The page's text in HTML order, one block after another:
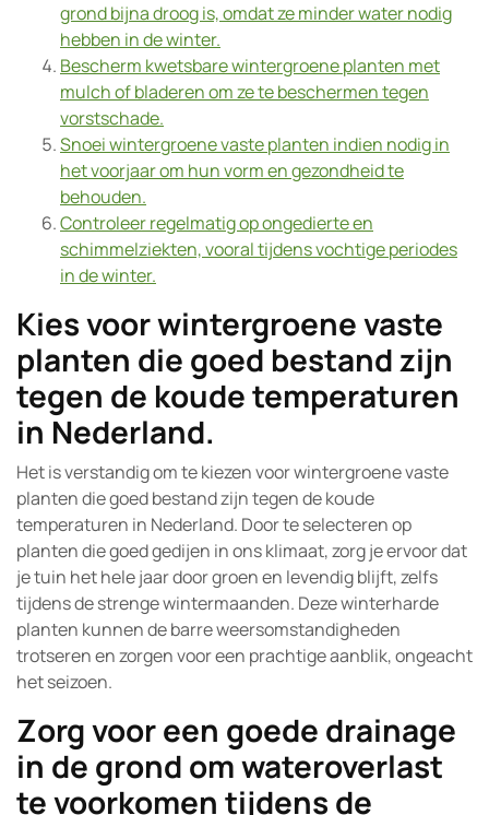
grond bijna droog is, omdat ze minder water nodig
hebben in de winter.
Bescherm kwetsbare wintergroene planten met
mulch of bladeren om ze te beschermen tegen
vorstschade.
Snoei wintergroene vaste planten indien nodig in
het voorjaar om hun vorm en gezondheid te
behouden.
Controleer regelmatig op ongedierte en
schimmelziekten, vooral tijdens vochtige periodes
in de winter.
Kies voor wintergroene vaste
planten die goed bestand zijn
tegen de koude temperaturen
in Nederland.
Het is verstandig om te kiezen voor wintergroene vaste
planten die goed bestand zijn tegen de koude
temperaturen in Nederland. Door te selecteren op
planten die goed gedijen in ons klimaat, zorg je ervoor dat
je tuin het hele jaar door groen en levendig blijft, zelfs
tijdens de strenge wintermaanden. Deze winterharde
planten kunnen de barre weersomstandigheden
trotseren en zorgen voor een prachtige aanblik, ongeacht
het seizoen.
Zorg voor een goede drainage
in de grond om wateroverlast
te voorkomen tijdens de